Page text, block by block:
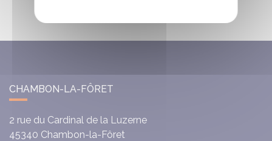
CHAMBON-LA-FÔRET
2 rue du Cardinal de la Luzerne
45340 Chambon-la-Fôret